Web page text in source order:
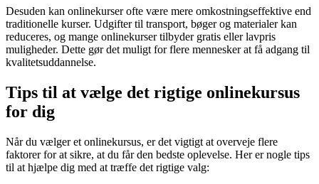
Desuden kan onlinekurser ofte være mere omkostningseffektive end
traditionelle kurser. Udgifter til transport, bøger og materialer kan
reduceres, og mange onlinekurser tilbyder gratis eller lavpris
muligheder. Dette gør det muligt for flere mennesker at få adgang til
kvalitetsuddannelse.
Tips til at vælge det rigtige onlinekursus
for dig
Når du vælger et onlinekursus, er det vigtigt at overveje flere
faktorer for at sikre, at du får den bedste oplevelse. Her er nogle tips
til at hjælpe dig med at træffe det rigtige valg: